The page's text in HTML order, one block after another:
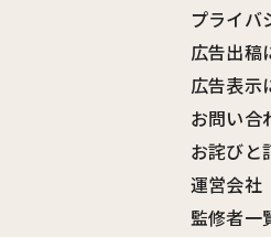
プライバ
広告出稿
広告表示
お問い合
お詫びと
運営会社
監修者一